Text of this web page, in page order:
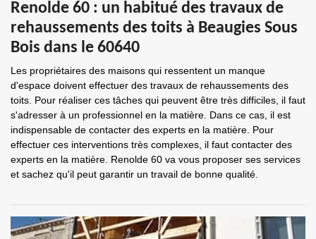
Renolde 60 : un habitué des travaux de
rehaussements des toits à Beaugies Sous
Bois dans le 60640
Les propriétaires des maisons qui ressentent un manque
d'espace doivent effectuer des travaux de rehaussements des
toits. Pour réaliser ces tâches qui peuvent être très difficiles, il faut
s'adresser à un professionnel en la matière. Dans ce cas, il est
indispensable de contacter des experts en la matière. Pour
effectuer ces interventions très complexes, il faut contacter des
experts en la matière. Renolde 60 va vous proposer ses services
et sachez qu'il peut garantir un travail de bonne qualité.